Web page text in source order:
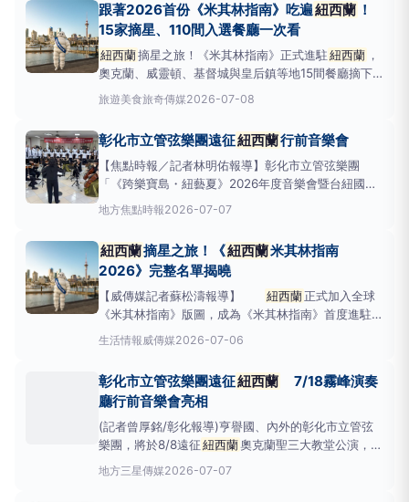
導，AI產業對高效能硬體的需求，正逐步壓縮
跟著2026首份《米其林指南》吃遍紐西蘭 ！
15家摘星、110間入選餐廳一次看
紐西蘭摘星之旅！《米其林指南》正式進駐紐西蘭 ，
奧克蘭、威靈頓、基督城與皇后鎮等地15間餐廳摘下
米其林星級殊榮。 圖：
傳媒/編輯部報導】
性里程碑。《紐西蘭米其林指南》共收錄110間餐廳，
涵蓋米其林星級
旅遊美食旅奇傳媒2026-07-08
彰化市立管弦樂團遠征紐西蘭行前音樂會
【焦點時報／記者林明佑報導】彰化市立管弦樂團
「《跨樂寶島・紐藝夏》2026年度音樂會暨台紐國際
交流行前音樂會」，訂於7月18日（星期六）下午3
時，在國立臺灣交響樂團霧峰演奏廳隆重登場，這場音
團將於8月遠征紐西蘭
參加國際文化交流音樂會前的熱
身公演，可
地方焦點時報2026-07-07
紐西蘭摘星之旅！《紐西蘭米其林指南
2026》完整名單揭曉
【威傳媒記者蘇松濤報導】 紐西蘭正式加入全球
《米其林指南》版圖，成為《米其林指南》首度進駐大
洋洲的歷史性里程碑。《
收錄110間餐廳，涵蓋米其林星級餐廳、必比登推介及
大城市，表彰其卓越品質、創意巧思與鮮明的地域
生活情報威傳媒2026-07-06
彰化市立管弦樂團遠征紐西蘭
7/18霧峰演奏
廳行前音樂會亮相
(記者曾厚銘/彰化報導)亨譽國、內外的彰化市立管弦
樂團，將於8/8遠征紐西蘭奧克蘭聖三大教堂公演，7
月18日（星期六）下午3時，假國立臺灣交響樂團霧峰
演奏廳行前演出，今(7)日在彰化老人文康中心勤加練
地方三星傳媒2026-07-07